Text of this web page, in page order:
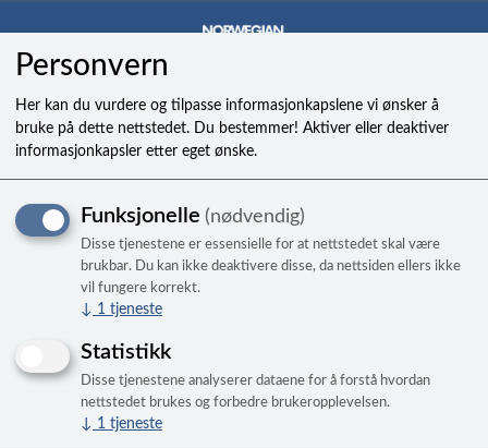
Kit, tubing ozone
Personvern
Her kan du vurdere og tilpasse informasjonkapslene vi ønsker å
bruke på dette nettstedet. Du bestemmer! Aktiver eller deaktiver
informasjonkapsler etter eget ønske.
Funksjonelle (nødvendig)
Disse tjenestene er essensielle for at nettstedet skal være
brukbar. Du kan ikke deaktivere disse, da nettsiden ellers ikke
vil fungere korrekt.
↓ 1 tjeneste
Statistikk
Disse tjenestene analyserer dataene for å forstå hvordan
nettstedet brukes og forbedre brukeropplevelsen.
↓ 1 tjeneste